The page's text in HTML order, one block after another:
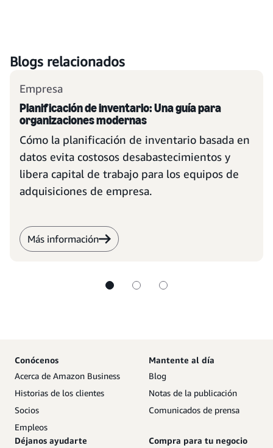
Blogs relacionados
Empresa
Planificación de inventario: Una guía para
organizaciones modernas
Cómo la planificación de inventario basada en
datos evita costosos desabastecimientos y
libera capital de trabajo para los equipos de
adquisiciones de empresa.
Más información
Conócenos
Acerca de Amazon Business
Historias de los clientes
Socios
Empleos
Mantente al día
Blog
Notas de la publicación
Comunicados de prensa
Déjanos ayudarte Compra para tu negocio